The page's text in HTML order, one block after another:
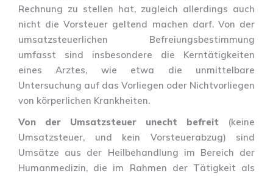
Rechnung zu stellen hat, zugleich allerdings auch
nicht die Vorsteuer geltend machen darf. Von der
umsatzsteuerlichen Befreiungsbestimmung
umfasst sind insbesondere die Kerntätigkeiten
eines Arztes, wie etwa die unmittelbare
Untersuchung auf das Vorliegen oder Nichtvorliegen
von körperlichen Krankheiten.
Von der Umsatzsteuer unecht befreit (keine
Umsatzsteuer, und kein Vorsteuerabzug) sind
Umsätze aus der Heilbehandlung im Bereich der
Humanmedizin, die im Rahmen der Tätigkeit als